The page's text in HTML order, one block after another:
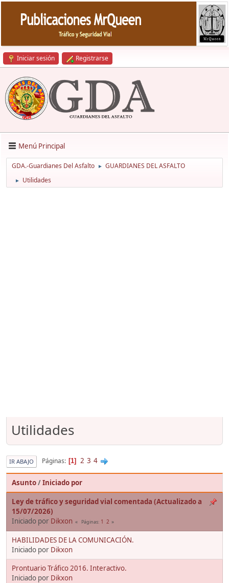
Iniciar sesión Registrarse
Menú Principal
GDA.-Guardianes Del Asfalto ► GUARDIANES DEL ASFALTO
► Utilidades
Utilidades
IR ABAJO Páginas 1 2 3 4
Asunto/Iniciado por
Ley de tráfico y seguridad vial comentada (Actualizado a
15/07/2026)
Iniciado por Dikxon Páginas 1 2
HABILIDADES DE LA COMUNICACIÓN.
Iniciado por Dikxon
Prontuario Tráfico 2016. Interactivo.
Iniciado por Dikxon